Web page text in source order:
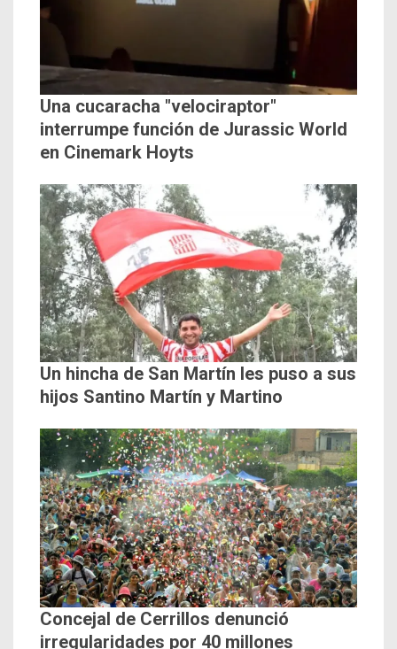
Una cucaracha "velociraptor"
interrumpe función de Jurassic World
en Cinemark Hoyts
Un hincha de San Martín les puso a sus
hijos Santino Martín y Martino
Concejal de Cerrillos denunció
irregularidades por 40 millones